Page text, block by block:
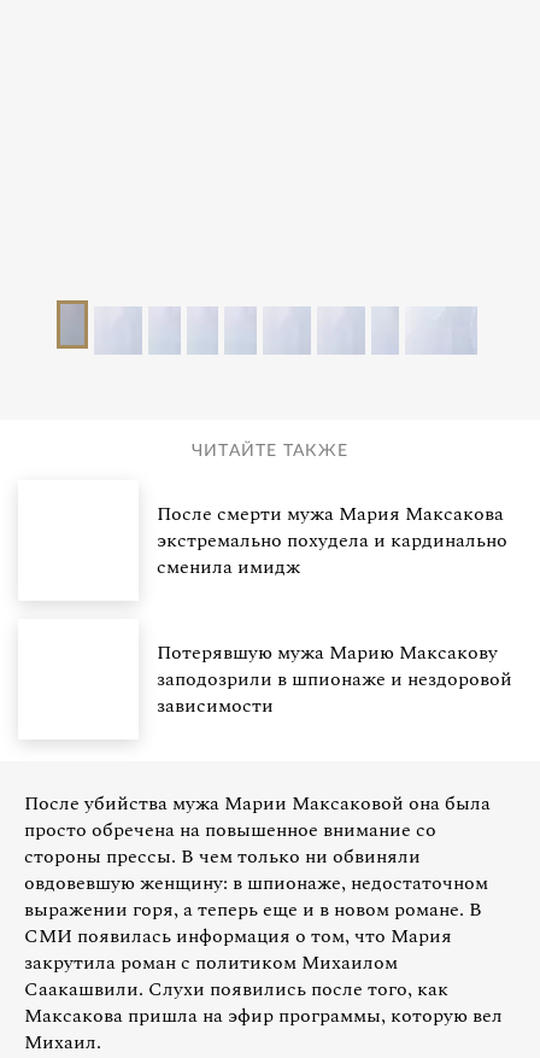
ЧИТАЙТЕ ТАКЖЕ
После смерти мужа Мария Максакова
экстремально похудела и кардинально
сменила имидж
Потерявшую мужа Марию Максакову
заподозрили в шпионаже и нездоровой
зависимости
После убийства мужа Марии Максаковой она была
просто обречена на повышенное внимание со
стороны прессы. В чем только ни обвиняли
овдовевшую женщину: в шпионаже, недостаточном
выражении горя, а теперь еще и в новом романе. В
СМИ появилась информация о том, что Мария
закрутила роман с политиком Михаилом
Саакашвили. Слухи появились после того, как
Максакова пришла на эфир программы, которую вел
Михаил.